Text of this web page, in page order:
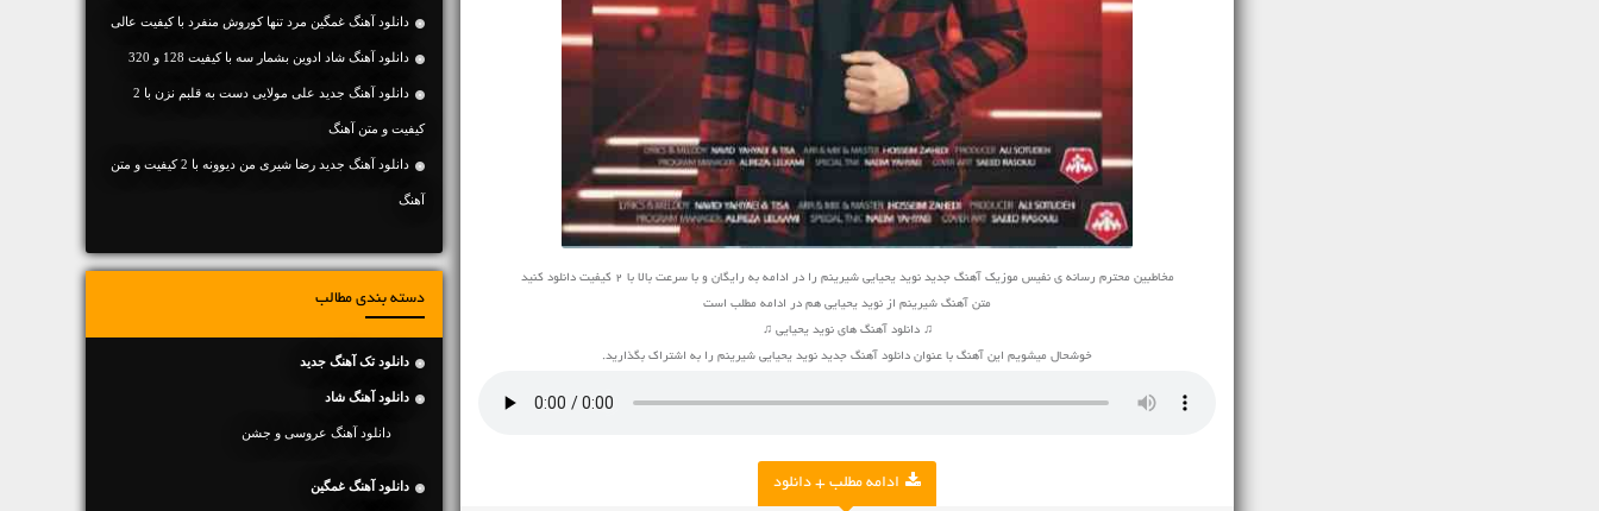
مخاطبین محترم رسانه ی نفیس موزیک آهنگ جدید نوید یحیایی شیرینم را در ادامه به رایگان و با سرعت بالا با 2 کیفیت دانلود کنید
متن آهنگ شیرینم از نوید یحیایی هم در ادامه مطلب است
♫ دانلود آهنگ های نوید یحیایی ♫
خوشحال میشویم این آهنگ با عنوان دانلود آهنگ جدید نوید یحیایی شیرینم را به اشتراک بگذارید.
ادامه مطلب + دانلود
دانلود آهنگ غمگین مرد تنها کوروش منفرد با کیفیت عالی
دانلود آهنگ شاد ادوین بشمار سه با کیفیت 128 و 320
دانلود آهنگ جديد علی مولایی دست به قلبم نزن با 2
کیفیت و متن آهنگ
دانلود آهنگ جديد رضا شیری من دیوونه با 2 کیفیت و متن
آهنگ
دسته بندی مطالب
دانلود تک آهنگ جدید
دانلود آهنگ شاد
دانلود آهنگ عروسی و جشن
دانلود آهنگ غمگین